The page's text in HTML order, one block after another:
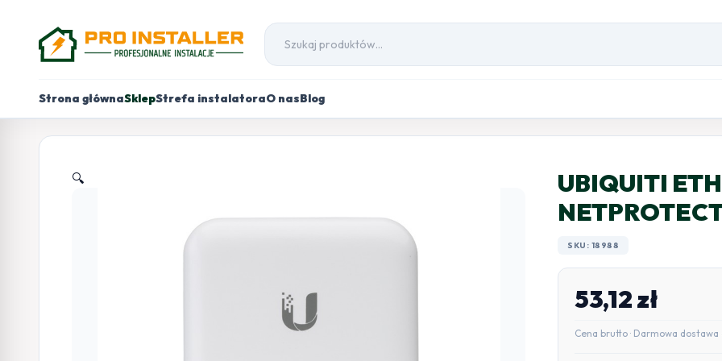
Strona głównaSklepStrefa instalatoraO nasBlog
🔍
UBIQUITI
SKU: 18988
53,12zł
Cena brutto · Darmowa dostawa